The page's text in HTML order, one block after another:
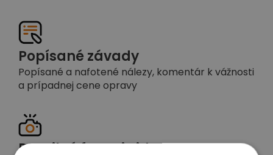
Popísané závady
Popísané a nafotené nálezy, komentár k vážnosti
a prípadnej cene opravy
Detailné foto aj video